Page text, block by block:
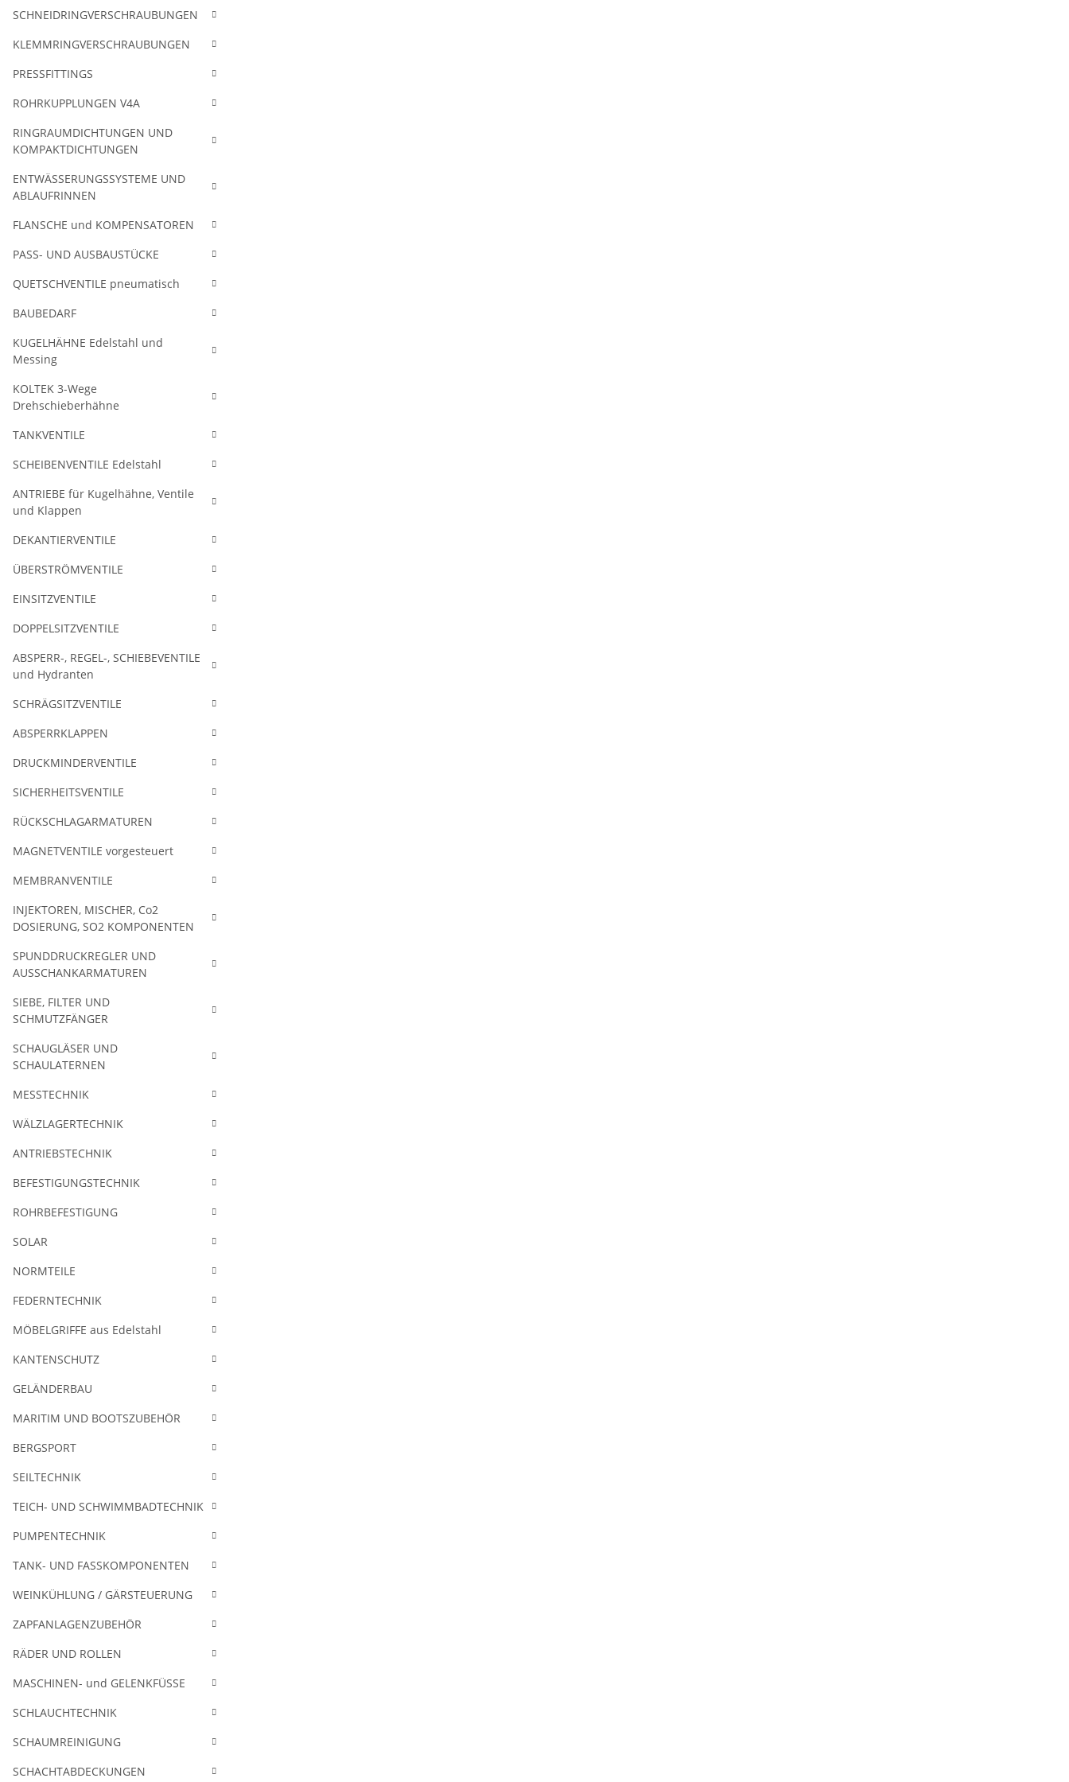
SCHNEIDRINGVERSCHRAUBUNGEN
KLEMMRINGVERSCHRAUBUNGEN
PRESSFITTINGS
ROHRKUPPLUNGEN V4A
RINGRAUMDICHTUNGEN UND
KOMPAKTDICHTUNGEN
ENTWÄSSERUNGSSYSTEME UND
ABLAUFRINNEN
FLANSCHE und KOMPENSATOREN
PASS- UND AUSBAUSTÜCKE
QUETSCHVENTILE pneumatisch
BAUBEDARF
KUGELHÄHNE Edelstahl und
Messing
KOLTEK 3-Wege
Drehschieberhähne
TANKVENTILE
SCHEIBENVENTILE Edelstahl
ANTRIEBE für Kugelhähne, Ventile
und Klappen
DEKANTIERVENTILE
ÜBERSTRÖMVENTILE
EINSITZVENTILE
DOPPELSITZVENTILE
ABSPERR-, REGEL-, SCHIEBEVENTILE
und Hydranten
SCHRÄGSITZVENTILE
ABSPERRKLAPPEN
DRUCKMINDERVENTILE
SICHERHEITSVENTILE
RÜCKSCHLAGARMATUREN
MAGNETVENTILE vorgesteuert
MEMBRANVENTILE
INJEKTOREN, MISCHER, Co2
DOSIERUNG, SO2 KOMPONENTEN
SPUNDDRUCKREGLER UND
AUSSCHANKARMATUREN
SIEBE, FILTER UND
SCHMUTZFÄNGER
SCHAUGLÄSER UND
SCHAULATERNEN
MESSTECHNIK
WÄLZLAGERTECHNIK
ANTRIEBSTECHNIK
BEFESTIGUNGSTECHNIK
ROHRBEFESTIGUNG
SOLAR
NORMTEILE
FEDERNTECHNIK
MÖBELGRIFFE aus Edelstahl
KANTENSCHUTZ
GELÄNDERBAU
MARITIM UND BOOTSZUBEHÖR
BERGSPORT
SEILTECHNIK
TEICH- UND SCHWIMMBADTECHNIK
PUMPENTECHNIK
TANK- UND FASSKOMPONENTEN
WEINKÜHLUNG / GÄRSTEUERUNG
ZAPFANLAGENZUBEHÖR
RÄDER UND ROLLEN
MASCHINEN- und GELENKFÜSSE
SCHLAUCHTECHNIK
SCHAUMREINIGUNG
SCHACHTABDECKUNGEN